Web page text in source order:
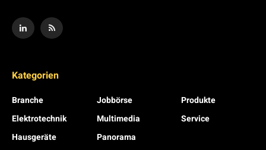
Kategorien
Branche
Elektrotechnik
Hausgeräte
Jobbörse
Multimedia
Panorama
Produkte
Service